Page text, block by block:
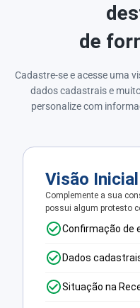
de
Cadastre-se e acesse uma
dados cadastrais e
personalize com
Visão Inicial
Complemente a sua
possui algum protesto
Confirmação de
Dados
Situação na